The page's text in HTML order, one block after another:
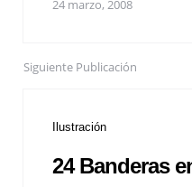
24 marzo, 2008
Siguiente Publicación
Ilustración
24 Banderas